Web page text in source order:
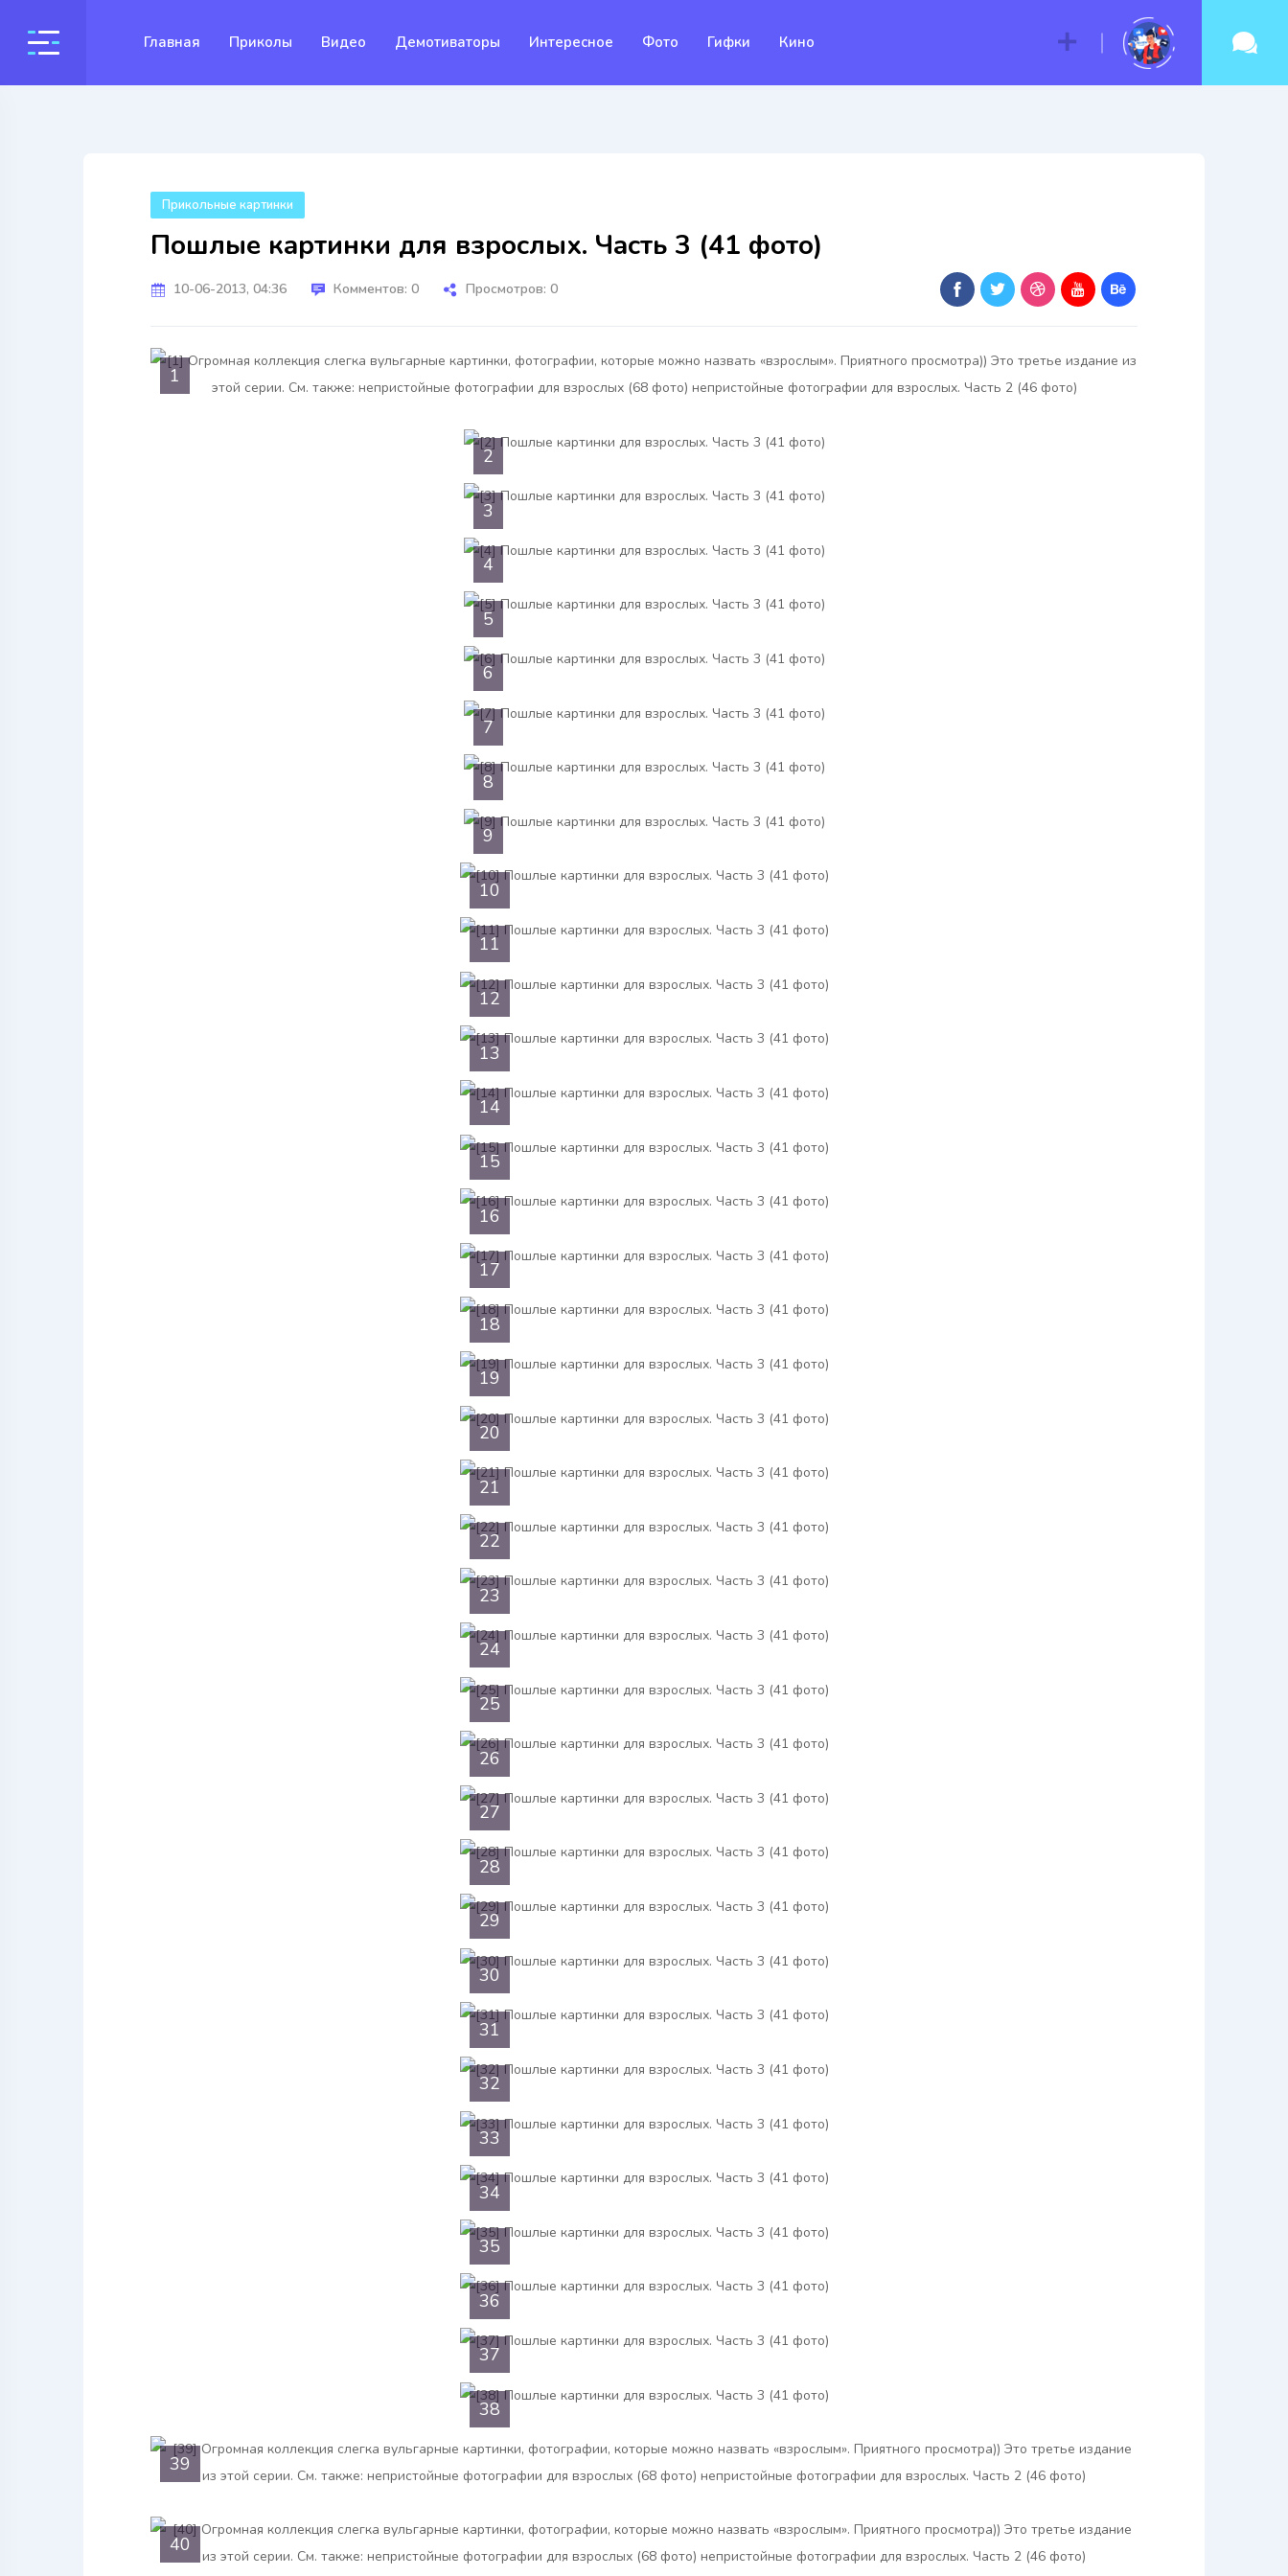
Главная Приколы Видео Демотиваторы Интересное Фото Гифки Кино
Прикольные картинки
Пошлые картинки для взрослых. Часть 3 (41 фото)
10-06-2013, 04:36 Комментов: 0 Просмотров: 0
1
2
3
4
5
6
7
8
9
10
11
12
13
14
15
16
17
18
19
20
21
22
23
24
25
26
27
28
29
30
31
32
33
34
35
36
37
38
39
40